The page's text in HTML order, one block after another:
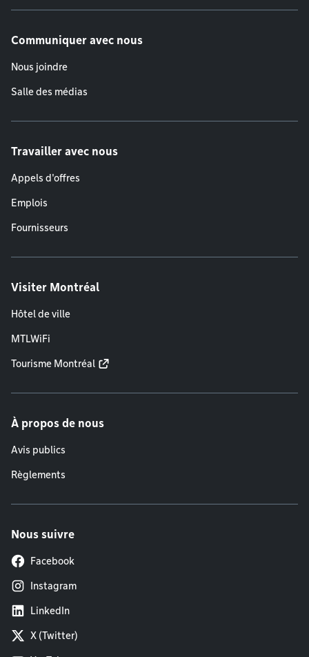
Communiquer avec nous
Nous joindre
Salle des médias
Travailler avec nous
Appels d'offres
Emplois
Fournisseurs
Visiter Montréal
Hôtel de ville
MTLWiFi
Tourisme Montréal
À propos de nous
Avis publics
Règlements
Nous suivre
Facebook
Instagram
LinkedIn
X (Twitter)